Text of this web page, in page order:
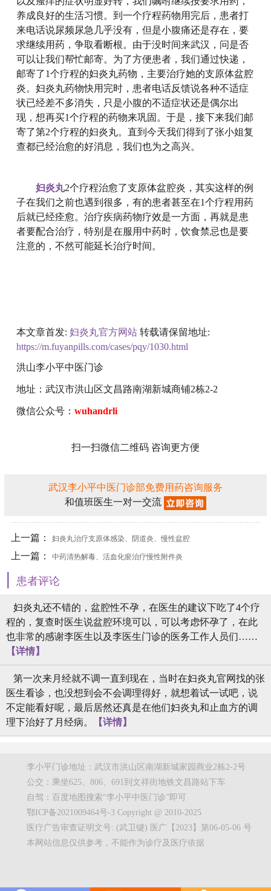
养成良好的生活习惯。到一个疗程药物用完后，患者打
来电话说尿频尿急几乎没有，但是小腹痛还是存在，要
求继续用药，争取看断根。由于没时间来武汉，问是否
可以让我们帮忙邮寄。为了方便患者，我们通过快递，
邮寄了1个疗程的妇炎丸药物，主要治疗她的支原体盆腔
炎。妇炎丸药物快用完时，患者电话反馈说各种不适症
状已经差不多消失，只是小腹的不适症状还是偶尔出
现，想再买1个疗程的药物来巩固。于是，接下来我们邮
寄了第2个疗程的妇炎丸。直到今天我们得到了张小姐复
查都已经治愈的好消息，我们也为之高兴。
妇炎丸2个疗程治愈了支原体盆腔炎，其实这样的例
子在我们之前也遇到很多，有的患者甚至在1个疗程用药
后就已经痊愈。治疗疾病药物疗效是一方面，再就是患
者要配合治疗，特别是在服用中药时，饮食禁忌也是要
注意的，不然可能延长治疗时间。
本文章首发: 妇炎丸官方网站 转载请保留地址:
https://m.fuyanpills.com/cases/pqy/1030.html
洪山李小平中医门诊
地址：武汉市洪山区文昌路南湖新城商铺2栋2-2
微信公众号： wuhandrli
扫一扫微信二维码 咨询更方便
武汉李小平中医门诊部免费用药咨询服务
和值班医生一对一交流
上一篇： 妇炎丸治疗支原体感染、阴道炎、慢性盆腔
炎上一篇： 中药清热解毒、活血化瘀治疗慢性附件炎
| 患者评论
妇炎丸还不错的，盆腔性不孕，在医生的建议下吃了4个疗
程的，复查时医生说盆腔环境可以，可以考虑怀孕了，在此
也非常的感谢李医生以及李医生门诊的医务工作人员们……
【详情】
第一次来月经就不调一直到现在，当时在妇炎丸官网找的张
医生看诊，也没想到会不会调理得好，就想着试一试吧，说
不定能看好呢，最后居然还真是在他们妇炎丸和止血方的调
理下治好了月经病。
【详情】
李小平门诊地址：武汉市洪山区南湖新城家园商业2栋2-2号
公交：乘坐625、806、691到文祥街地铁文昌路站下车
自驾：百度地图搜索“李小平中医门诊”即可
鄂ICP备2021009464号-3 Copyright @ 2010-2025
医疗广告审查证明文号: (武卫键) 医广【2023】第06-05-06 号
本网站信息仅供参考，不能作为诊疗及医疗依据